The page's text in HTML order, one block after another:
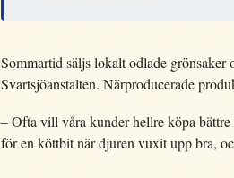
Sommartid säljs lokalt odlade
Svartsjöanstalten. Närproducerade
– Ofta vill våra kunder hellre köpa
för en köttbit när djuren vuxit upp bra,